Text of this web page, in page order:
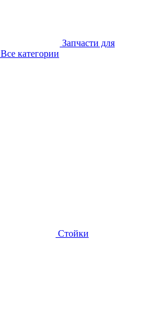
Запчасти для
Все категории
Стойки